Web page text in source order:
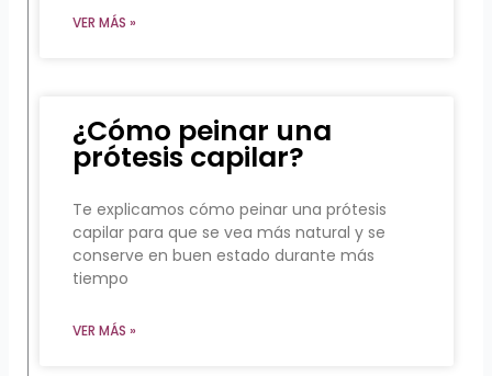
VER MÁS »
¿Cómo peinar una
prótesis capilar?
Te explicamos cómo peinar una prótesis
capilar para que se vea más natural y se
conserve en buen estado durante más
tiempo
VER MÁS »